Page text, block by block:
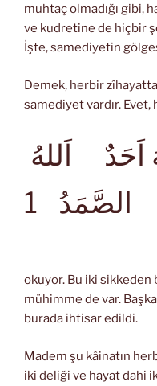
muhtaç olmadığı gibi,
ve kudretine de hiçbir
İşte, samediyetin
Demek, herbir
samediyet vardır. Evet,
الصَّمَدُ
okuyor. Bu iki sikkeden
mühimme de var.
burada ihtisar edildi.
Madem şu kâinatın
iki deliği ve hayat dahi